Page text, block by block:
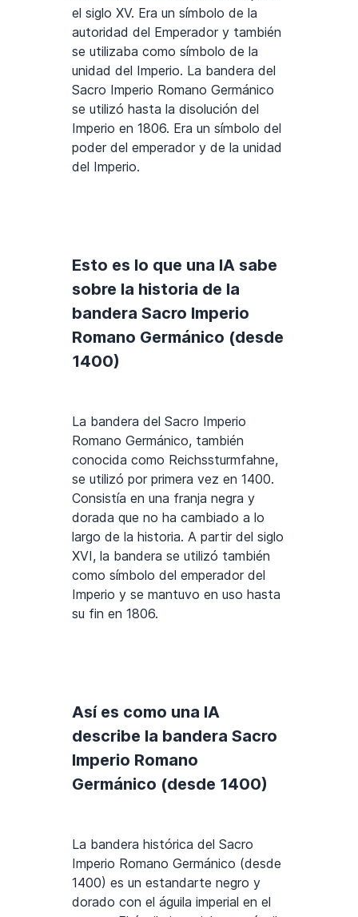
el siglo XV. Era un símbolo de la
autoridad del Emperador y también
se utilizaba como símbolo de la
unidad del Imperio. La bandera del
Sacro Imperio Romano Germánico
se utilizó hasta la disolución del
Imperio en 1806. Era un símbolo del
poder del emperador y de la unidad
del Imperio.
Esto es lo que una IA sabe
sobre la historia de la
bandera Sacro Imperio
Romano Germánico (desde
1400)
La bandera del Sacro Imperio
Romano Germánico, también
conocida como Reichssturmfahne,
se utilizó por primera vez en 1400.
Consistía en una franja negra y
dorada que no ha cambiado a lo
largo de la historia. A partir del siglo
XVI, la bandera se utilizó también
como símbolo del emperador del
Imperio y se mantuvo en uso hasta
su fin en 1806.
Así es como una IA
describe la bandera Sacro
Imperio Romano
Germánico (desde 1400)
La bandera histórica del Sacro
Imperio Romano Germánico (desde
1400) es un estandarte negro y
dorado con el águila imperial en el